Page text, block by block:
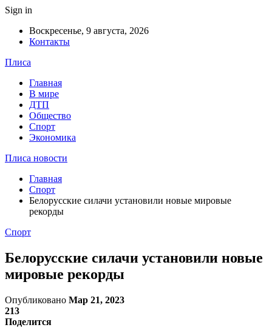
Sign in
Воскресенье, 9 августа, 2026
Контакты
Плиса
Главная
В мире
ДТП
Общество
Спорт
Экономика
Плиса новости
Главная
Спорт
Белорусские силачи установили новые мировые
рекорды
Спорт
Белорусские силачи установили новые
мировые рекорды
Опубликовано Мар 21, 2023
213
Поделится